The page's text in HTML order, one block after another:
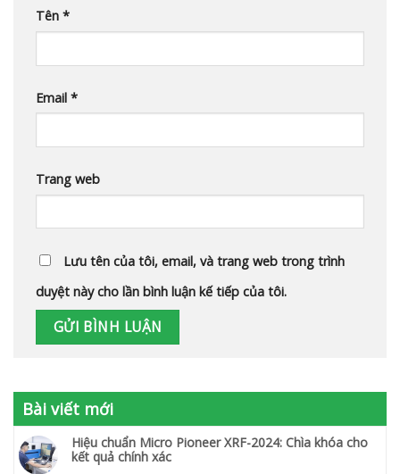
Tên *
Email *
Trang web
Lưu tên của tôi, email, và trang web trong trình
duyệt này cho lần bình luận kế tiếp của tôi.
Bài viết mới
Hiệu chuẩn Micro Pioneer XRF-2024: Chìa khóa cho
kết quả chính xác